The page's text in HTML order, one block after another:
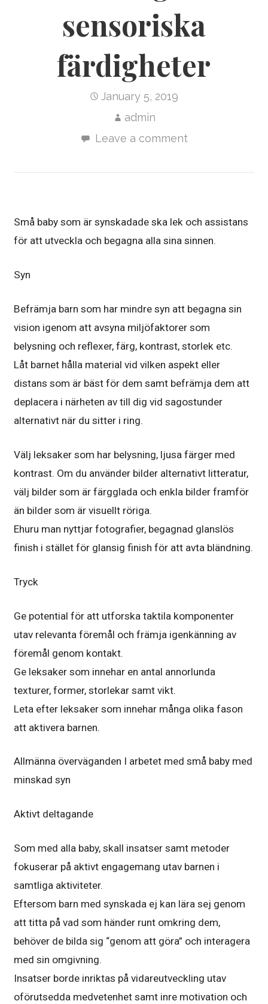
sensoriska
färdigheter
January 5, 2019
admin
Leave a comment
Små baby som är synskadade ska lek och assistans
för att utveckla och begagna alla sina sinnen.
Syn
Befrämja barn som har mindre syn att begagna sin
vision igenom att avsyna miljöfaktorer som
belysning och reflexer, färg, kontrast, storlek etc.
Låt barnet hålla material vid vilken aspekt eller
distans som är bäst för dem samt befrämja dem att
deplacera i närheten av till dig vid sagostunder
alternativt när du sitter i ring.
Välj leksaker som har belysning, ljusa färger med
kontrast. Om du använder bilder alternativt litteratur,
välj bilder som är färgglada och enkla bilder framför
än bilder som är visuellt röriga.
Ehuru man nyttjar fotografier, begagnad glanslös
finish i stället för glansig finish för att avta bländning.
Tryck
Ge potential för att utforska taktila komponenter
utav relevanta föremål och främja igenkänning av
föremål genom kontakt.
Ge leksaker som innehar en antal annorlunda
texturer, former, storlekar samt vikt.
Leta efter leksaker som innehar många olika fason
att aktivera barnen.
Allmänna överväganden I arbetet med små baby med
minskad syn
Aktivt deltagande
Som med alla baby, skall insatser samt metoder
fokuserar på aktivt engagemang utav barnen i
samtliga aktiviteter.
Eftersom barn med synskada ej kan lära sej genom
att titta på vad som händer runt omkring dem,
behöver de bilda sig “genom att göra” och interagera
med sin omgivning.
Insatser borde inriktas på vidareutveckling utav
oförutsedda medvetenhet samt inre motivation och